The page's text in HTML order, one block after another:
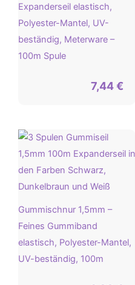
Expanderseil elastisch,
Polyester-Mantel, UV-
beständig, Meterware –
100m Spule
7,44€
Gummischnur 1,5mm –
Feines Gummiband
elastisch, Polyester-Mantel,
UV-beständig, 100m